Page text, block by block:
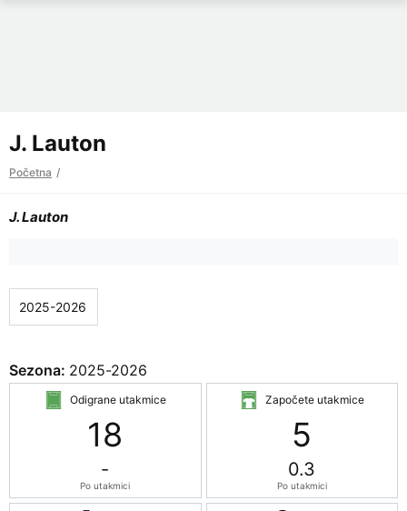
J. Lauton
Početna
J. Lauton
Sezona: 2025-2026
Odigrane utakmice
18
-
Po utakmici
Započete utakmice
5
0.3
Po utakmici